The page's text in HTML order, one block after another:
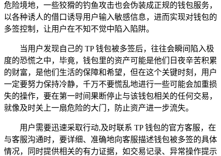
危险境地，一些狡猾的钓鱼攻击也会伪装成正规的钱包服务，
以各种诱人的借口诱导用户输入敏感信息，进而实现对钱包的
多签控制，让用户在不知不觉中陷入陷阱。
当用户发现自己的 TP 钱包被多签后，往往会瞬间陷入极
度的恐慌之中，毕竟，钱包里的资产可能是他们日夜辛苦积累
的财富，是他们生活的保障和希望，但在这个关键时刻，用户
一定要努力保持冷静，千万不要慌乱地进行一些可能会加重损
失的操作，要在第一时间果断停止与该钱包相关的任何交易，
就像及时关上一扇危险的大门，防止资产进一步流失。
用户需要迅速采取行动,及时联系 TP 钱包的官方客服，在
与客服沟通时，要详细、准确地向客服描述钱包被多签的具体
情况，同时提供相关的有力证据，如交易记录、异常操作提示